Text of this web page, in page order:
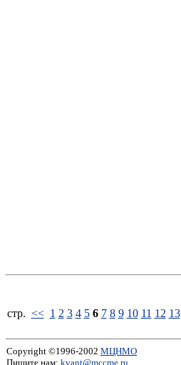
стp. << 1 2 3 4 5 6 7 8 9 10 11 12 13
Copyright ©1996-2002 МЦНМО
Пишите нам: kvant@mccme.ru